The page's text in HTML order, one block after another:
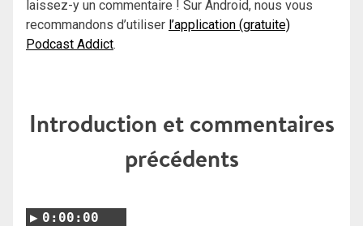
laissez-y un commentaire ! Sur Android, nous vous
recommandons d’utiliser l’application (gratuite)
Podcast Addict.
Introduction et commentaires
précédents
0:00:00